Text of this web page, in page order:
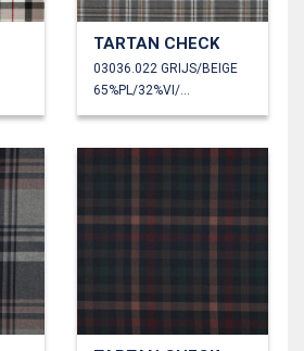
TARTAN CHECK
03036.022 GRIJS/BEIGE
65%PL/32%VI/3%EA